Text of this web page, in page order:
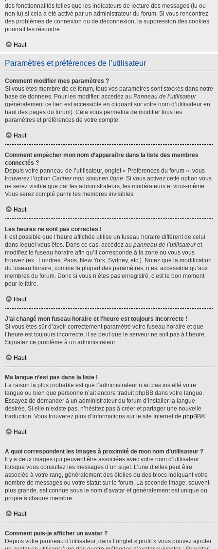
des fonctionnalités telles que les indicateurs de lecture des messages (lu ou
non lu) si cela a été activé par un administrateur du forum. Si vous rencontrez
des problèmes de connexion ou de déconnexion, la suppression des cookies
pourrait les résoudre.
Haut
Paramètres et préférences de l’utilisateur
Comment modifier mes paramètres ?
Si vous êtes membre de ce forum, tous vos paramètres sont stockés dans notre
base de données. Pour les modifier, accédez au Panneau de l’utilisateur
(généralement ce lien est accessible en cliquant sur votre nom d’utilisateur en
haut des pages du forum). Cela vous permettra de modifier tous les
paramètres et préférences de votre compte.
Haut
Comment empêcher mon nom d’apparaître dans la liste des membres
connectés ?
Depuis votre panneau de l’utilisateur, onglet « Préférences du forum », vous
trouverez l’option Cacher mon statut en ligne. Si vous activez cette option vous
ne serez visible que par les administrateurs, les modérateurs et vous-même.
Vous serez compté parmi les membres invisibles.
Haut
Les heures ne sont pas correctes !
Il est possible que l’heure affichée utilise un fuseau horaire différent de celui
dans lequel vous êtes. Dans ce cas, accédez au panneau de l’utilisateuret
modifiez le fuseau horaire afin qu’il corresponde à la zone où vous vous
trouvez (ex : Londres, Paris, New York, Sydney, etc.). Notez que la modification
du fuseau horaire, comme la plupart des paramètres, n’est accessible qu’aux
membres du forum. Donc si vous n’êtes pas enregistré, c’est le bon moment
pour le faire.
Haut
J’ai changé mon fuseau horaire et l’heure est toujours incorrecte !
Si vous êtes sûr d’avoir correctement paramétré votre fuseau horaire et que
l’heure est toujours incorrecte, il se peut que le serveur ne soit pas à l’heure.
Signalez ce problème à un administrateur.
Haut
Ma langue n’est pas dans la liste !
La raison la plus probable est que l’administrateur n’ait pas installé votre
langue ou bien que personne n’ait encore traduit phpBB dans votre langue.
Essayez de demander à un administrateur du forum d’installer la langue
désirée. Si elle n’existe pas, n’hésitez pas à créer et partager une nouvelle
traduction. Vous trouverez plus d’informations sur le site Internet de phpBB®.
Haut
A quoi correspondent les images à proximité de mon nom d’utilisateur ?
Il y a deux images qui peuvent être associées avec votre nom d’utilisateur
lorsque vous consultez les messages d’un sujet. L’une d’elles peut être
associée à votre rang, généralement des étoiles ou des blocs indiquant votre
nombre de messages ou votre statut sur le forum. La seconde image, souvent
plus grande, est connue sous le nom d’avatar et généralement est unique ou
propre à chaque membre.
Haut
Comment puis-je afficher un avatar ?
Depuis votre panneau d’utilisateur, dans l’onglet « profil » vous pouvez ajouter